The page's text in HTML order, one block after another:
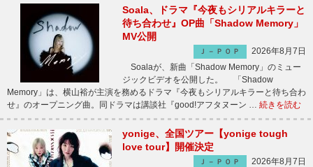
Soala、ドラマ『今夜もシリアルキラーと
待ち合わせ』OP曲「Shadow Memory」
MV公開
Ｊ－ＰＯＰ
2026年8月7日
Soalaが、新曲「Shadow Memory」のミュー
ジックビデオを公開した。 「Shadow
Memory」は、横山裕が主演を務めるドラマ『今夜もシリアルキラーと待ち合わ
せ』のオープニング曲。同ドラマは講談社『good!アフタヌーン … 続きを読む
yonige、全国ツアー【yonige tough
love tour】開催決定
Ｊ－ＰＯＰ
2026年8月7日